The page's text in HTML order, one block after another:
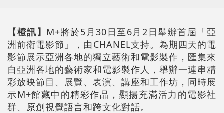
【橙訊】 M+將於5月30日至6月2日舉辦首屆「亞
洲前衛電影節」，由CHANEL支持。為期四天的電
影節展示亞洲各地的獨立藝術和電影製作，匯集來
自亞洲各地的藝術家和電影製作人，舉辦一連串精
彩放映節目、展覽、表演、講座和工作坊，同時展
示M+館藏中的精彩作品，顯揚充滿活力的電影社
群、原創視覺語言和跨文化對話。